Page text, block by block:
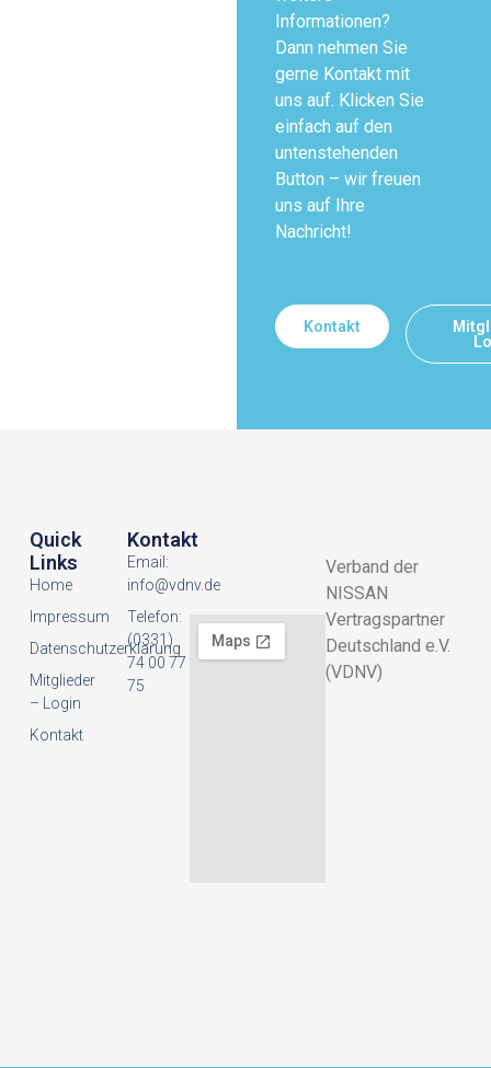
Informationen?
Dann nehmen Sie
gerne Kontakt mit
uns auf. Klicken Sie
einfach auf den
untenstehenden
Button – wir freuen
uns auf Ihre
Nachricht!
Kontakt
Verband der
NISSAN
Vertragspartner
Deutschland e.V.
(VDNV)
Quick
Links
Home
Impressum
Datenschutzerklarung
Mitglieder
– Login
Kontakt
Kontakt
Email:
info@vdnv.de
Telefon:
(0331)
74 00 77
75